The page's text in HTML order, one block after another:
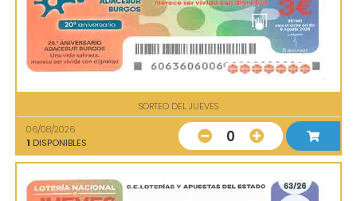
SORTEO DEL JUEVES
06/08/2026
1 DISPONIBLES 0